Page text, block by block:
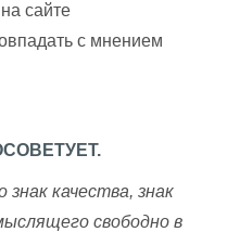
сайте
с мнением
качества, знак
свободно в